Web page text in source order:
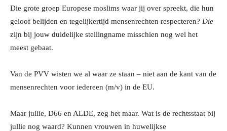
Die grote groep Europese moslims waar jij over spreekt, die hun
geloof belijden en tegelijkertijd mensenrechten respecteren? Die
zijn bij jouw duidelijke stellingname misschien nog wel het
meest gebaat.
Van de PVV wisten we al waar ze staan – niet aan de kant van de
mensenrechten voor iedereen (m/v) in de EU.
Maar jullie, D66 en ALDE, zeg het maar. Wat is de rechtsstaat bij
jullie nog waard? Kunnen vrouwen in huwelijkse